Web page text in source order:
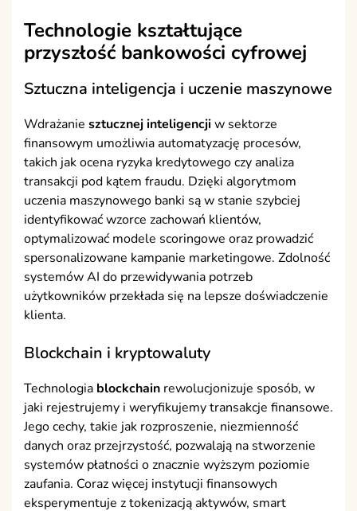
Technologie kształtujące
przyszłość bankowości cyfrowej
Sztuczna inteligencja i uczenie maszynowe
Wdrażanie sztucznej inteligencjiw sektorze
finansowym umożliwia automatyzację procesów,
takich jak ocena ryzyka kredytowego czy analiza
transakcji pod kątem fraudu. Dzięki algorytmom
uczenia maszynowego banki są w stanie szybciej
identyfikować wzorce zachowań klientów,
optymalizować modele scoringowe oraz prowadzić
spersonalizowane kampanie marketingowe. Zdolność
systemów AI do przewidywania potrzeb
użytkowników przekłada się na lepsze doświadczenie
klienta.
Blockchain i kryptowaluty
Technologia blockchain rewolucjonizuje sposób, w
jaki rejestrujemy i weryfikujemy transakcje finansowe.
Jego cechy, takie jak rozproszenie, niezmienność
danych oraz przejrzystość, pozwalają na stworzenie
systemów płatności o znacznie wyższym poziomie
zaufania. Coraz więcej instytucji finansowych
eksperymentuje z tokenizacją aktywów, smart